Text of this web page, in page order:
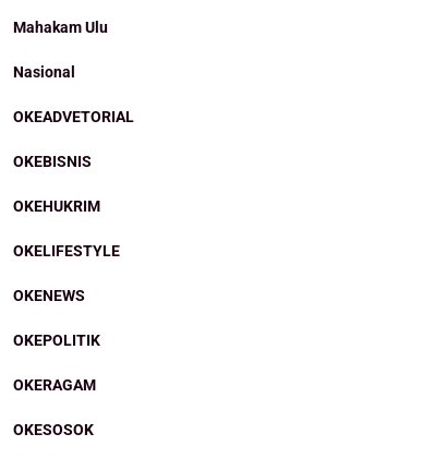
Mahakam Ulu
Nasional
OKEADVETORIAL
OKEBISNIS
OKEHUKRIM
OKELIFESTYLE
OKENEWS
OKEPOLITIK
OKERAGAM
OKESOSOK